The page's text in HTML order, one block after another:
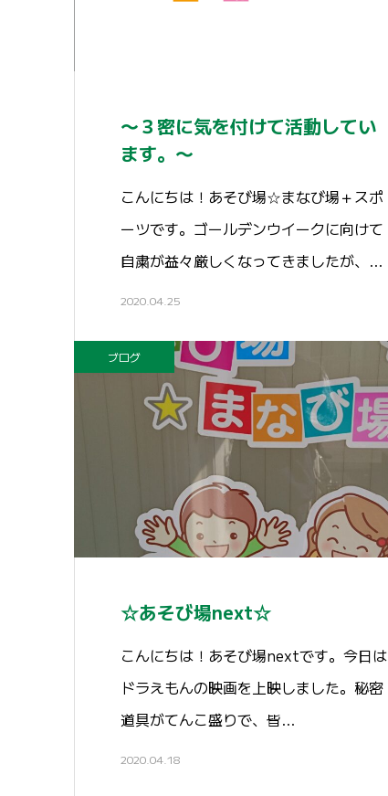
〜３密に気を付けて活動してい
ます。〜
こんにちは！あそび場☆まなび場＋スポ
ーツです。ゴールデンウイークに向けて
自粛が益々厳しくなってきましたが、…
2020.04.25
ブログ
☆あそび場next☆
こんにちは！あそび場nextです。今日は
ドラえもんの映画を上映しました。秘密
道具がてんこ盛りで、皆…
2020.04.18